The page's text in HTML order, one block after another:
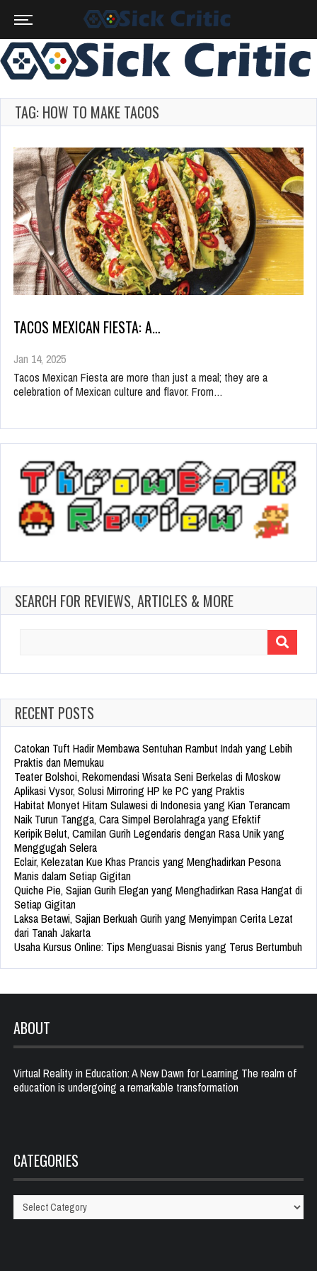
TAG: HOW TO MAKE TACOS
TACOS MEXICAN FIESTA: A…
Jan 14, 2025
Tacos Mexican Fiesta are more than just a meal; they are a
celebration of Mexican culture and flavor. From…
SEARCH FOR REVIEWS, ARTICLES & MORE
RECENT POSTS
Catokan Tuft Hadir Membawa Sentuhan Rambut Indah yang Lebih
Praktis dan Memukau
Teater Bolshoi, Rekomendasi Wisata Seni Berkelas di Moskow
Aplikasi Vysor, Solusi Mirroring HP ke PC yang Praktis
Habitat Monyet Hitam Sulawesi di Indonesia yang Kian Terancam
Naik Turun Tangga, Cara Simpel Berolahraga yang Efektif
Keripik Belut, Camilan Gurih Legendaris dengan Rasa Unik yang
Menggugah Selera
Eclair, Kelezatan Kue Khas Prancis yang Menghadirkan Pesona
Manis dalam Setiap Gigitan
Quiche Pie, Sajian Gurih Elegan yang Menghadirkan Rasa Hangat di
Setiap Gigitan
Laksa Betawi, Sajian Berkuah Gurih yang Menyimpan Cerita Lezat
dari Tanah Jakarta
Usaha Kursus Online: Tips Menguasai Bisnis yang Terus Bertumbuh
ABOUT
Virtual Reality in Education: A New Dawn for Learning The realm of
education is undergoing a remarkable transformation
CATEGORIES
Categories